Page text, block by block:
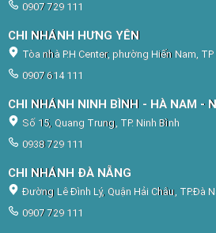
0907 729 111
CHI NHÁNH HƯNG YÊN
Tòa nhà P.H Center, phường Hiến Nam,
0907 614 111
CHI NHÁNH NINH BÌNH - HÀ NAM -
Số 15, Quang Trung, TP. Ninh Bình
0938 729 111
CHI NHÁNH ĐÀ NẴNG
Đường Lê Đình Lý, Quận Hải Châu, TP.Đà
0907 729 111